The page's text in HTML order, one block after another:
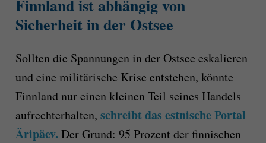
Finnland ist abhängig von
Sicherheit in der Ostsee
Sollten die Spannungen in der Ostsee eskalieren
und eine militärische Krise entstehen, könnte
Finnland nur einen kleinen Teil seines Handels
aufrechterhalten, schreibt das estnische Portal
Äripäev. Der Grund: 95 Prozent der finnischen